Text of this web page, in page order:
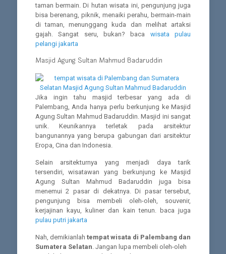
taman bermain. Di hutan wisata ini, pengunjung juga
bisa berenang, piknik, menaiki perahu, bermain-main
di taman, menunggang kuda dan melihat artaksi
gajah. Sangat seru, bukan? baca wisata pulau
pelangi jakarta
Masjid Agung Sultan Mahmud Badaruddin
Jika ingin tahu masjid terbesar yang ada di
Palembang, Anda hanya perlu berkunjung ke Masjid
Agung Sultan Mahmud Badaruddin. Masjid ini sangat
unik. Keunikannya terletak pada arsitektur
bangunannya yang berupa gabungan dari arsitektur
Eropa, Cina dan Indonesia.
Selain arsitekturnya yang menjadi daya tarik
tersendiri, wisatawan yang berkunjung ke Masjid
Agung Sultan Mahmud Badaruddin juga bisa
menemui 2 pasar di dekatnya. Di pasar tersebut,
pengunjung bisa membeli oleh-oleh, souvenir,
kerjajinan kayu, kuliner dan kain tenun. baca juga
pulau putri jakarta
Nah, demikianlah tempat wisata di Palembang dan
Sumatera Selatan . Jangan lupa membeli oleh-oleh